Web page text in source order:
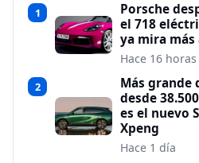
1
Porsche
el 718
ya mira más
Hace 16 horas
2
Más grande
desde
es el nuevo
Xpeng
Hace 1 día